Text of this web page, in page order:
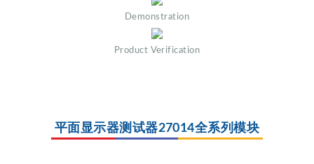
Demonstration
Product Verification
平面显示器测试器27014全系列模块